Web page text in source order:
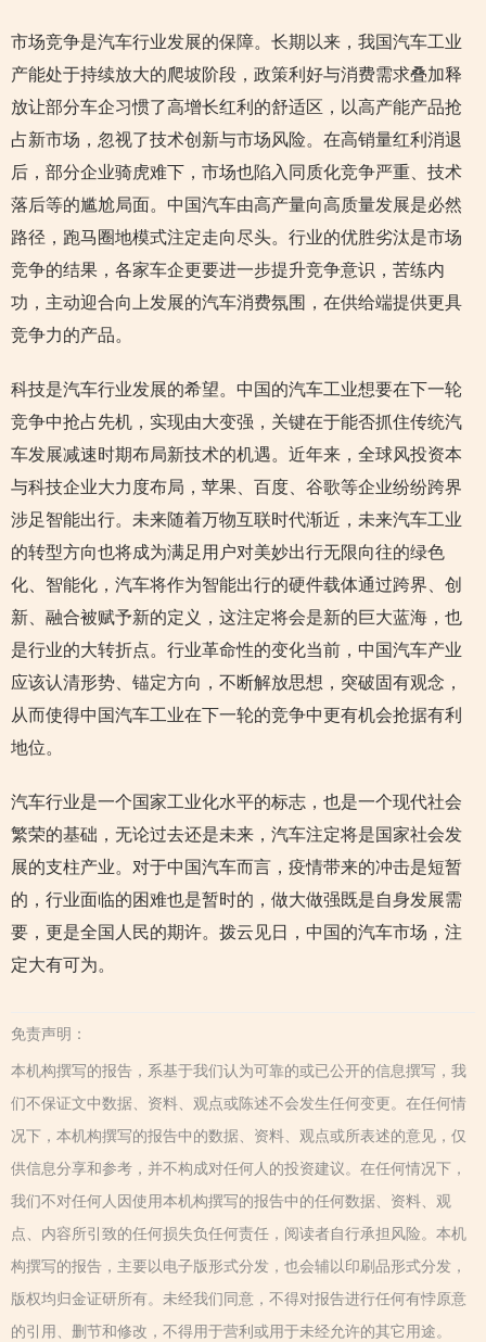
市场竞争是汽车行业发展的保障。长期以来，我国汽车工业
产能处于持续放大的爬坡阶段，政策利好与消费需求叠加释
放让部分车企习惯了高增长红利的舒适区，以高产能产品抢
占新市场，忽视了技术创新与市场风险。在高销量红利消退
后，部分企业骑虎难下，市场也陷入同质化竞争严重、技术
落后等的尴尬局面。中国汽车由高产量向高质量发展是必然
路径，跑马圈地模式注定走向尽头。行业的优胜劣汰是市场
竞争的结果，各家车企更要进一步提升竞争意识，苦练内
功，主动迎合向上发展的汽车消费氛围，在供给端提供更具
竞争力的产品。
科技是汽车行业发展的希望。中国的汽车工业想要在下一轮
竞争中抢占先机，实现由大变强，关键在于能否抓住传统汽
车发展减速时期布局新技术的机遇。近年来，全球风投资本
与科技企业大力度布局，苹果、百度、谷歌等企业纷纷跨界
涉足智能出行。未来随着万物互联时代渐近，未来汽车工业
的转型方向也将成为满足用户对美妙出行无限向往的绿色
化、智能化，汽车将作为智能出行的硬件载体通过跨界、创
新、融合被赋予新的定义，这注定将会是新的巨大蓝海，也
是行业的大转折点。行业革命性的变化当前，中国汽车产业
应该认清形势、锚定方向，不断解放思想，突破固有观念，
从而使得中国汽车工业在下一轮的竞争中更有机会抢据有利
地位。
汽车行业是一个国家工业化水平的标志，也是一个现代社会
繁荣的基础，无论过去还是未来，汽车注定将是国家社会发
展的支柱产业。对于中国汽车而言，疫情带来的冲击是短暂
的，行业面临的困难也是暂时的，做大做强既是自身发展需
要，更是全国人民的期许。拨云见日，中国的汽车市场，注
定大有可为。
免责声明：
本机构撰写的报告，系基于我们认为可靠的或已公开的信息撰写，我
们不保证文中数据、资料、观点或陈述不会发生任何变更。在任何情
况下，本机构撰写的报告中的数据、资料、观点或所表述的意见，仅
供信息分享和参考，并不构成对任何人的投资建议。在任何情况下，
我们不对任何人因使用本机构撰写的报告中的任何数据、资料、观
点、内容所引致的任何损失负任何责任，阅读者自行承担风险。本机
构撰写的报告，主要以电子版形式分发，也会辅以印刷品形式分发，
版权均归金证研所有。未经我们同意，不得对报告进行任何有悖原意
的引用、删节和修改，不得用于营利或用于未经允许的其它用途。